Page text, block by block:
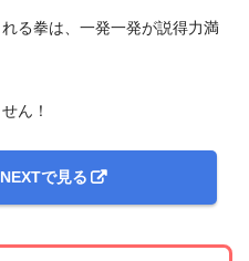
る拳は、一発一発が説得力満
ん！
で見る